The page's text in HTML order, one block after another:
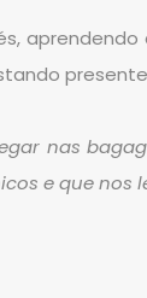
nas
e que nos